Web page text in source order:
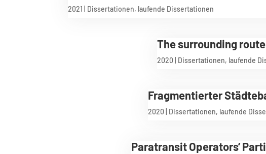
2021 Dissertationen, laufende Dissertationen
The surrounding
2020 Dissertationen, laufende
Fragmentierter
2020 Dissertationen, laufende
Paratransit Operators’